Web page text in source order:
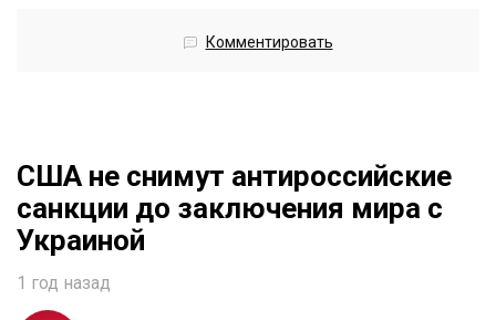
Комментировать
США не снимут антироссийские
санкции до заключения мира с
Украиной
1 год назад